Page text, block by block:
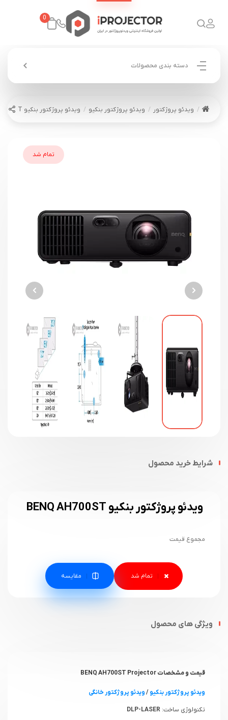
0
دسته بندی محصولات
ویدئو پروژکتور ویدئو پروژکتور بنکیو ویدئو پروژکتور بنکیو BENQ AH700ST
تمام شد
شرایط خرید محصول
ویدئو پروژکتور بنکیو BENQ AH700ST
مجموع قیمت
مقایسه
ویژگی های محصول
قیمت و مشخصات BENQ AH700ST Projector
ویدئو پروژکتور بنکیو/ویدئو پروژکتور خانگی
تکنولوژی ساخت: DLP-LASER